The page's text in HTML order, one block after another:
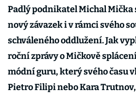
Padlý podnikatel Michal
nový závazek i v rámci svého
schváleného oddlužení. Jak
roční zprávy o Mičkově
módní guru, který svého času
Pietro Filipi nebo Kara